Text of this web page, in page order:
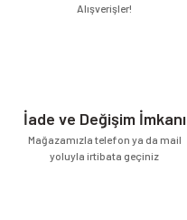
Alışverişler!
İade ve Değişim İmkanı
Mağazamızla telefon ya da mail
yoluyla irtibata geçiniz